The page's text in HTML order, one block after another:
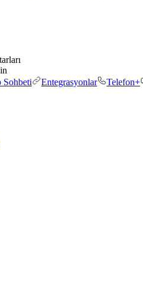
Sohbeti Entegrasyonlar Telefon+